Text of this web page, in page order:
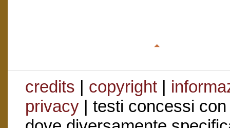
credits | copyright|
privacy| testi concessi